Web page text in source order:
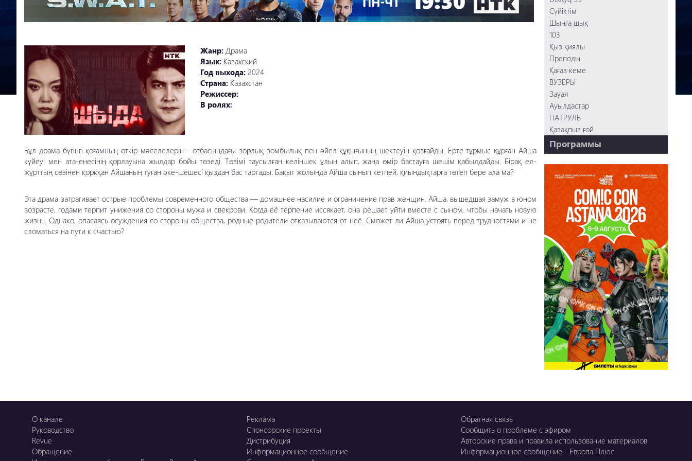
Жанр: Драма
Язык: Казахский
Год выхода: 2024
Страна: Казахстан
Режиссер:
В ролях:
Бұл драма бүгінгі қоғамның өткір мәселелерін - отбасындағы зорлық-зомбылық пен әйел құқығының шектеуін қозғайды. Ерте тұрмыс құрған Айша
күйеуі мен ата-енесінің қорлауына жылдар бойы төзеді. Төзімі таусылған келіншек ұлын алып, жаңа өмір бастауға шешім қабылдайды. Бірақ ел-
жұрттың сөзінен қорққан Айшаның туған әке-шешесі қыздан бас тартады. Бақыт жолында Айша сынып кетпей, қиындықтарға төтеп бере ала ма?
Эта драма затрагивает острые проблемы современного общества — домашнее насилие и ограничение прав женщин. Айша, вышедшая замуж в юном
возрасте, годами терпит унижения со стороны мужа и свекрови. Когда её терпение иссякает, она решает уйти вместе с сыном, чтобы начать новую
жизнь. Однако, опасаясь осуждения со стороны общества, родные родители отказываются от неё. Сможет ли Айша устоять перед трудностями и не
сломаться на пути к счастью?
Сүйіктім
Шыңға шық
103
Қыз қиялы
Преподы
Қағаз кеме
ВУЗЕРЫ
Зауал
Ауылдастар
ПАТРУЛЬ
Қазақпыз ғой
Программы
REVUE WEEKLY
OZMZ ғой
Пәтерник
Қызық LIVE
Dostyq 99
Ұ-Night show
Сезім Бағы
О канале
Руководство
Revue
Обращение
Реклама
Спонсорские проекты
Обратная связь
Сообщить о проблеме с эфиром
Дистрибуция
Авторские права и правила использование материалов
Информационное сообщение
Информационное сообщение - Европа Плюс